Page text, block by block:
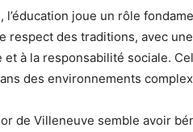
l’éducation joue un rôle
respect des traditions, avec
et à la responsabilité sociale.
des environnements
de Villeneuve semble avoir